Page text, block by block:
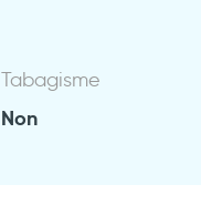
Tabagisme
Non